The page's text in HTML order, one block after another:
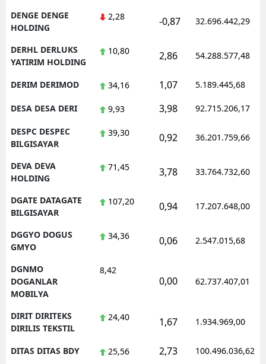
DENGE DENGE
HOLDING
2,28 -0,87 32.696.442,29
DERHL DERLUKS
YATIRIM HOLDING
10,80 2,86 54.288.577,48
DERIM DERIMOD 34,16 1,07 5.189.445,68
DESA DESA DERI 9,93 3,98 92.715.206,17
DESPC DESPEC
BILGISAYAR
39,30 0,92 36.201.759,66
DEVA DEVA
HOLDING
71,45 3,78 33.764.732,60
DGATE DATAGATE
BILGISAYAR
107,20 0,94 17.207.648,00
DGGYO DOGUS
GMYO
34,36 0,06 2.547.015,68
DGNMO
DOGANLAR
MOBILYA
8,42
0,00 62.737.407,01
DIRIT DIRITEKS
DIRILIS TEKSTIL
24,40 1,67 1.934.969,00
DITAS DITAS BDY 25,56 2,73 100.496.036,62